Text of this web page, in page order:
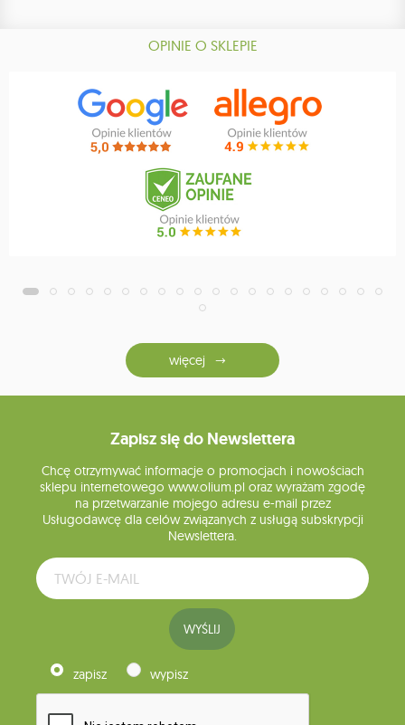
OPINIE O SKLEPIE
więcej
Zapisz się do Newslettera
Chcę otrzymywać informacje o promocjach i nowościach
sklepu internetowego www.olium.pl oraz wyrażam zgodę
na przetwarzanie mojego adresu e-mail przez
Usługodawcę dla celów związanych z usługą subskrypcji
Newslettera.
WYŚLIJ
zapisz wypisz